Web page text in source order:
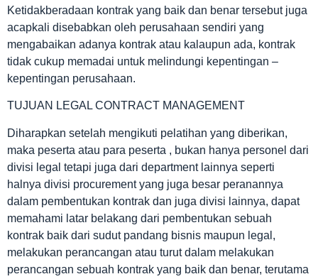
Ketidakberadaan kontrak yang baik dan benar tersebut juga
acapkali disebabkan oleh perusahaan sendiri yang
mengabaikan adanya kontrak atau kalaupun ada, kontrak
tidak cukup memadai untuk melindungi kepentingan –
kepentingan perusahaan.
TUJUAN LEGAL CONTRACT MANAGEMENT
Diharapkan setelah mengikuti pelatihan yang diberikan,
maka peserta atau para peserta , bukan hanya personel dari
divisi legal tetapi juga dari department lainnya seperti
halnya divisi procurement yang juga besar peranannya
dalam pembentukan kontrak dan juga divisi lainnya, dapat
memahami latar belakang dari pembentukan sebuah
kontrak baik dari sudut pandang bisnis maupun legal,
melakukan perancangan atau turut dalam melakukan
perancangan sebuah kontrak yang baik dan benar, terutama